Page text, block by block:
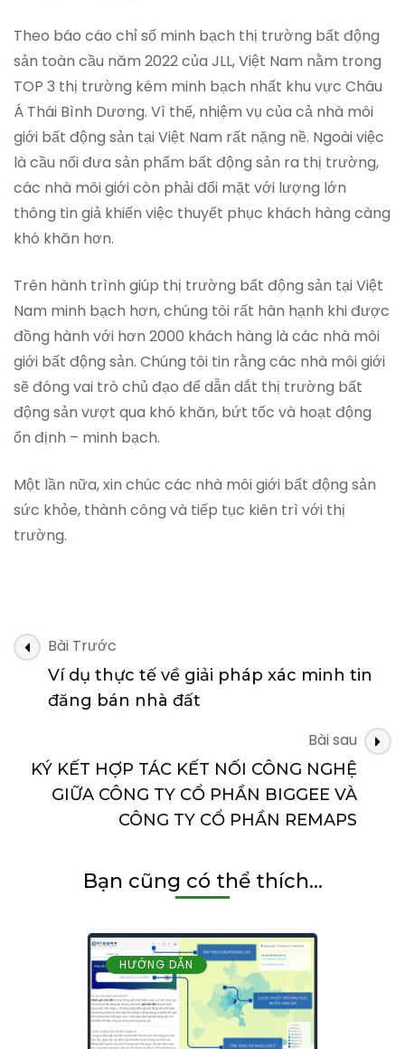
Theo báo cáo chỉ số minh bạch thị trường bất động
sản toàn cầu năm 2022 của JLL, Việt Nam nằm trong
TOP 3 thị trường kém minh bạch nhất khu vực Châu
Á Thái Bình Dương. Vì thế, nhiệm vụ của cả nhà môi
giới bất động sản tại Việt Nam rất nặng nề. Ngoài việc
là cầu nối đưa sản phẩm bất động sản ra thị trường,
các nhà môi giới còn phải đối mặt với lượng lớn
thông tin giả khiến việc thuyết phục khách hàng càng
khó khăn hơn.
Trên hành trình giúp thị trường bất động sản tại Việt
Nam minh bạch hơn, chúng tôi rất hân hạnh khi được
đồng hành với hơn 2000 khách hàng là các nhà môi
giới bất động sản. Chúng tôi tin rằng các nhà môi giới
sẽ đóng vai trò chủ đạo để dẫn dắt thị trường bất
động sản vượt qua khó khăn, bứt tốc và hoạt động
ổn định – minh bạch.
Một lần nữa, xin chúc các nhà môi giới bất động sản
sức khỏe, thành công và tiếp tục kiên trì với thị
trường.
Điều
hướng
bài
Bài Trước
Ví dụ thực tế về giải pháp xác minh tin
đăng bán nhà đất
Bài sau
KÝ KẾT HỢP TÁC KẾT NỐI CÔNG NGHỆ
GIỮA CÔNG TY CỔ PHẦN BIGGEE VÀ
CÔNG TY CỔ PHẦN REMAPS
Bạn cũng có thể thích...
HƯỚNG DẪN